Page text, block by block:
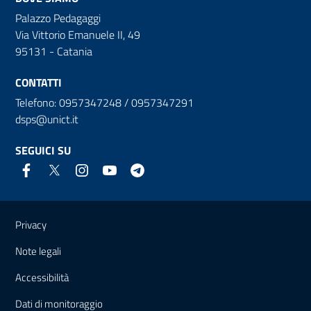
Palazzo Pedagaggi
Via Vittorio Emanuele II, 49
95131 - Catania
CONTATTI
Telefono: 0957347248 / 0957347291
dsps@unict.it
SEGUICI SU
Link e informazioni utili
Privacy
Note legali
Accessibilità
Dati di monitoraggio